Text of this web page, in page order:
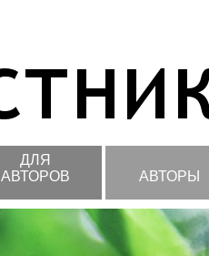
ДЛЯ
АВТОРОВ
АВТОРЫ